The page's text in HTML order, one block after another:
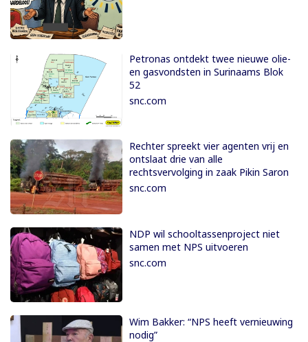
Petronas ontdekt twee nieuwe olie-
en gasvondsten in Surinaams Blok
52
snc.com
Rechter spreekt vier agenten vrij en
ontslaat drie van alle
rechtsvervolging in zaak Pikin Saron
snc.com
NDP wil schooltassenproject niet
samen met NPS uitvoeren
snc.com
Wim Bakker: “NPS heeft vernieuwing
nodig”